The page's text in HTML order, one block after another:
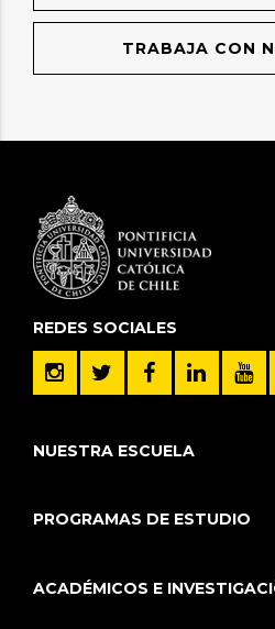
TRABAJA CON
REDES SOCIALES
NUESTRA ESCUELA
PROGRAMAS DE ESTUDIO
ACADÉMICOS E